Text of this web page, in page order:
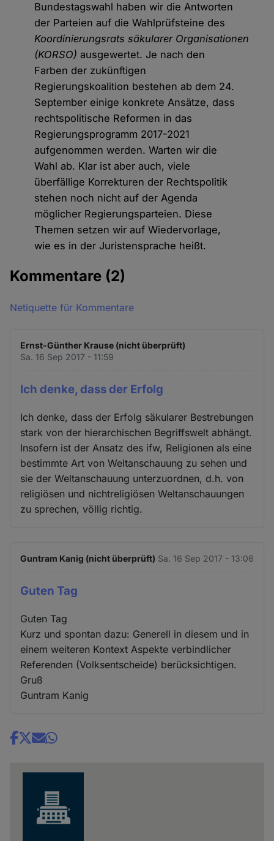
Bundestagswahl haben wir die Antworten
der Parteien auf die Wahlprüfsteine des
Koordinierungsrats säkularer Organisationen
(KORSO)ausgewertet. Je nach den
Farben der zukünftigen
Regierungskoalition bestehen ab dem 24.
September einige konkrete Ansätze, dass
rechtspolitische Reformen in das
Regierungsprogramm 2017-2021
aufgenommen werden. Warten wir die
Wahl ab. Klar ist aber auch, viele
überfällige Korrekturen der Rechtspolitik
stehen noch nicht auf der Agenda
möglicher Regierungsparteien. Diese
Themen setzen wir auf Wiedervorlage,
wie es in der Juristensprache heißt.
Kommentare (2)
Netiquette für Kommentare
Ernst-Günther Krause (nicht überprüft)
Sa. 16 Sep 2017 - 11:59
Ich denke, dass der Erfolg
Ich denke, dass der Erfolg säkularer Bestrebungen
stark von der hierarchischen Begriffswelt abhängt.
Insofern ist der Ansatz des ifw, Religionen als eine
bestimmte Art von Weltanschauung zu sehen und
sie der Weltanschauung unterzuordnen, d.h. von
religiösen und nichtreligiösen Weltanschauungen
zu sprechen, völlig richtig.
Guntram Kanig (nicht überprüft) Sa. 16 Sep 2017 - 13:06
Guten Tag
Guten Tag
Kurz und spontan dazu: Generell in diesem und in
einem weiteren Kontext Aspekte verbindlicher
Referenden (Volksentscheide) berücksichtigen.
Gruß
Guntram Kanig
Share